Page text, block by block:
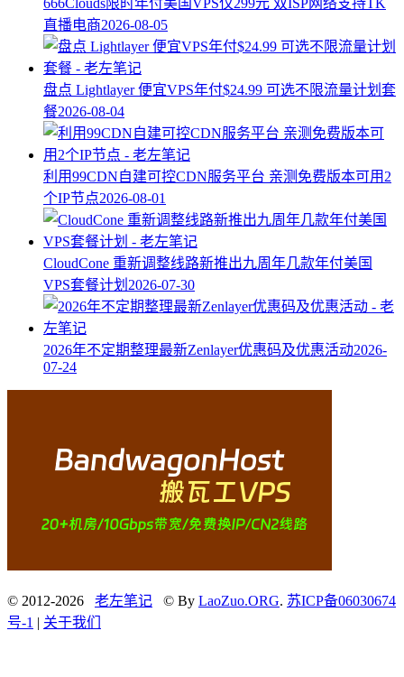
666Clouds限时年付美国VPS仅299元 双ISP网络支持TK
直播电商2026-08-05
盘点 Lightlayer 便宜VPS年付$24.99 可选不限流量计划套
餐2026-08-04
利用99CDN自建可控CDN服务平台 亲测免费版本可用2
个IP节点2026-08-01
CloudCone 重新调整线路新推出九周年几款年付美国
VPS套餐计划 2026-07-30
2026年不定期整理最新Zenlayer优惠码及优惠活动2026-
07-24
© 2012-2026 老左笔记 © By LaoZuo.ORG. 苏ICP备06030674
号-1 | 关于我们